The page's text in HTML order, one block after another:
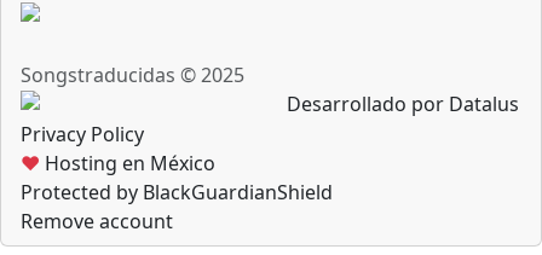
Songstraducidas © 2025
Desarrollado por Datalus
Privacy Policy
♥ Hosting en México
Protected by BlackGuardianShield
Remove account